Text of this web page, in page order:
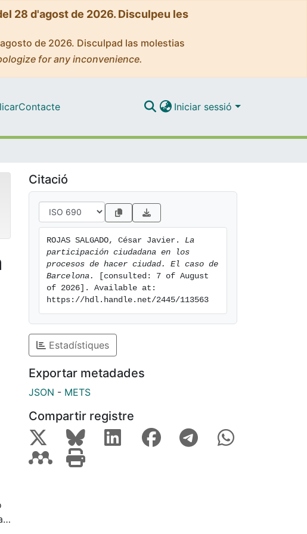
28 d'agost de 2026. Disculpeu les
de 2026. Disculpad las molestias
for any inconvenience.
Contacte Iniciar sessió
Citació
ROJAS SALGADO, César Javier. La
participación ciudadana en los
procesos de hacer ciudad. El caso de
Barcelona.
[consulted: 7 of August
of 2026]. Available at:
https://hdl.handle.net/2445/113563
Estadístiques
Exportar metadades
JSON - METS
Compartir registre